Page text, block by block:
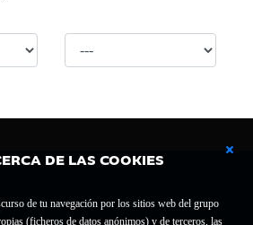
DE LAS COOKIES
de tu navegación por los sitios web del grupo
(ficheros de datos anónimos) y de terceros, las